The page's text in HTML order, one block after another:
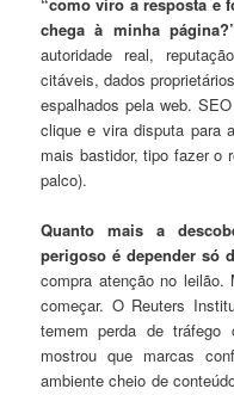
chega à minha
autoridade real,
citáveis, dados
espalhados pela web.
clique e vira disputa para
mais bastidor, tipo fazer o
palco).
Quanto mais a
perigoso é depender só
compra atenção no leilão.
começar. O Reuters
temem perda de
mostrou que marcas
ambiente cheio de